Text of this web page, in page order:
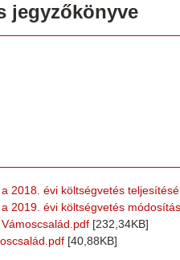
jegyzőkönyve
2018. évi költségvetés
2019. évi költségvetés
[232,34KB]
[40,88KB]